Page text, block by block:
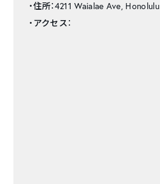
・住所：4211 Waialae Ave, Honolulu
・アクセス：